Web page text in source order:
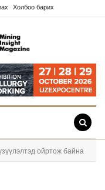
Холбоо барих
ойртож байна